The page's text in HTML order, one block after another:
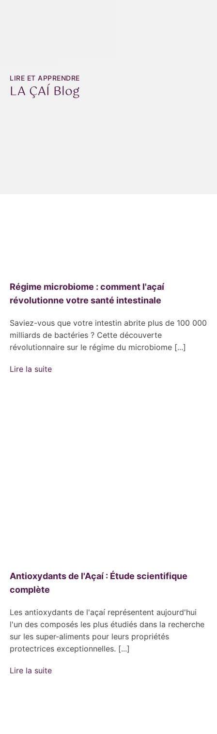
LIRE ET APPRENDRE
LA ÇAÍ Blog
Régime microbiome : comment l'açaí
révolutionne votre santé intestinale
Saviez-vous que votre intestin abrite plus de 100 000
milliards de bactéries ? Cette découverte
révolutionnaire sur le régime du microbiome [...]
Lire la suite
Antioxydants de l'Açaí : Étude scientifique
complète
Les antioxydants de l'açaí représentent aujourd'hui
l'un des composés les plus étudiés dans la recherche
sur les super-aliments pour leurs propriétés
protectrices exceptionnelles. [...]
Lire la suite